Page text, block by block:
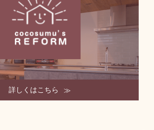
詳しくはこちら